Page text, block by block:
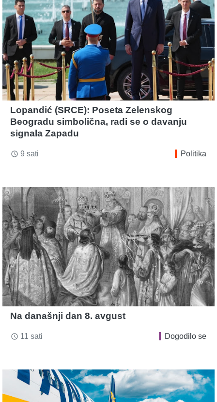
Lopandić (SRCE): Poseta Zelenskog
Beogradu simbolična, radi se o davanju
signala Zapadu
access_time 9 sati Politika
Na današnji dan 8. avgust
access_time 11 sati Dogodilo se